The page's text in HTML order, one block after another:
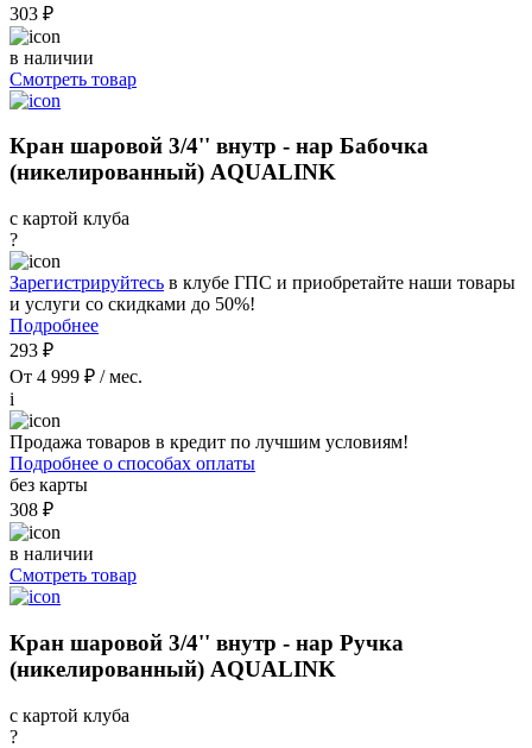
303 ₽
в наличии
Смотреть товар
Кран шаровой 3/4'' внутр - нар Бабочка
(никелированный) AQUALINK
с картой клуба
?
Зарегистрируйтесь в клубе ГПС и приобретайте наши товары
и услуги со скидками до 50%!
Подробнее
293 ₽
От 4 999 ₽ / мес.
i
Продажа товаров в кредит по лучшим условиям!
Подробнее о способах оплаты
без карты
308 ₽
в наличии
Смотреть товар
Кран шаровой 3/4'' внутр - нар Ручка
(никелированный) AQUALINK
с картой клуба
?